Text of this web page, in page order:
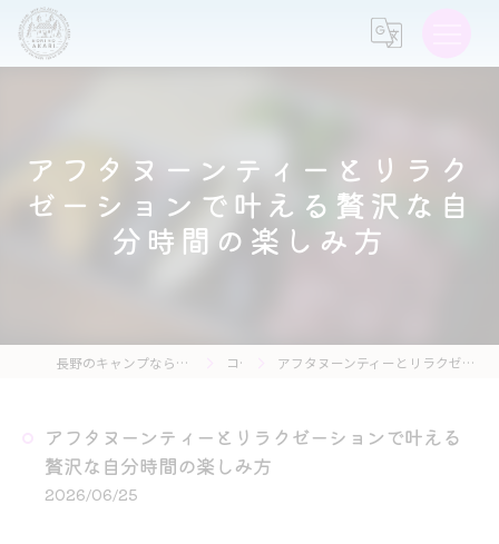
アフタヌーンティーとリラク
ゼーションで叶える贅沢な自
分時間の楽しみ方
長野のキャンプなら森の灯キャンプ場・茶亭 森の灯 コラム アフタヌーンティーとリラクゼーションで叶える贅沢な自分時間の楽しみ方
アフタヌーンティーとリラクゼーションで叶える
贅沢な自分時間の楽しみ方
2026/06/25